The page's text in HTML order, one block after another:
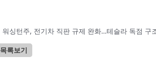
워싱턴주, 전기차 직판 규제 완화…테슬라 독점 구
목록보기